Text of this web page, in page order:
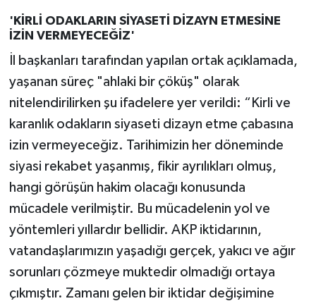
'KİRLİ ODAKLARIN SİYASETİ DİZAYN ETMESİNE
İZİN VERMEYECEĞİZ'
İl başkanları tarafından yapılan ortak açıklamada,
yaşanan süreç "ahlaki bir çöküş" olarak
nitelendirilirken şu ifadelere yer verildi: “Kirli ve
karanlık odakların siyaseti dizayn etme çabasına
izin vermeyeceğiz. Tarihimizin her döneminde
siyasi rekabet yaşanmış, fikir ayrılıkları olmuş,
hangi görüşün hakim olacağı konusunda
mücadele verilmiştir. Bu mücadelenin yol ve
yöntemleri yıllardır bellidir. AKP iktidarının,
vatandaşlarımızın yaşadığı gerçek, yakıcı ve ağır
sorunları çözmeye muktedir olmadığı ortaya
çıkmıştır. Zamanı gelen bir iktidar değişimine